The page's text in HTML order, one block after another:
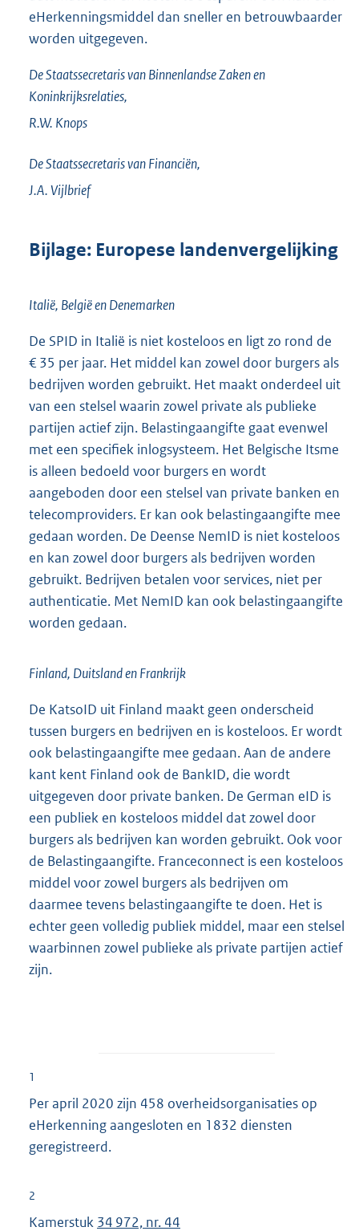
eHerkenningsmiddel dan sneller en betrouwbaarder
worden uitgegeven.
De Staatssecretaris van Binnenlandse Zaken en
Koninkrijksrelaties,
R.W. Knops
De Staatssecretaris van Financiën,
J.A.Vijlbrief
Bijlage: Europese landenvergelijking
Italië, België en Denemarken
De SPID in Italië is niet kosteloos en ligt zo rond de
€ 35 per jaar. Het middel kan zowel door burgers als
bedrijven worden gebruikt. Het maakt onderdeel uit
van een stelsel waarin zowel private als publieke
partijen actief zijn. Belastingaangifte gaat evenwel
met een specifiek inlogsysteem. Het Belgische Itsme
is alleen bedoeld voor burgers en wordt
aangeboden door een stelsel van private banken en
telecomproviders. Er kan ook belastingaangifte mee
gedaan worden. De Deense NemID is niet kosteloos
en kan zowel door burgers als bedrijven worden
gebruikt. Bedrijven betalen voor services, niet per
authenticatie. Met NemID kan ook belastingaangifte
worden gedaan.
Finland, Duitsland en Frankrijk
De KatsoID uit Finland maakt geen onderscheid
tussen burgers en bedrijven en is kosteloos. Er wordt
ook belastingaangifte mee gedaan. Aan de andere
kant kent Finland ook de BankID, die wordt
uitgegeven door private banken. De German eID is
een publiek en kosteloos middel dat zowel door
burgers als bedrijven kan worden gebruikt. Ook voor
de Belastingaangifte. Franceconnect is een kosteloos
middel voor zowel burgers als bedrijven om
daarmee tevens belastingaangifte te doen. Het is
echter geen volledig publiek middel, maar een stelsel
waarbinnen zowel publieke als private partijen actief
zijn.
1
Per april 2020 zijn 458 overheidsorganisaties op
eHerkenning aangesloten en 1832 diensten
geregistreerd.
2
Kamerstuk 34 972, nr. 44